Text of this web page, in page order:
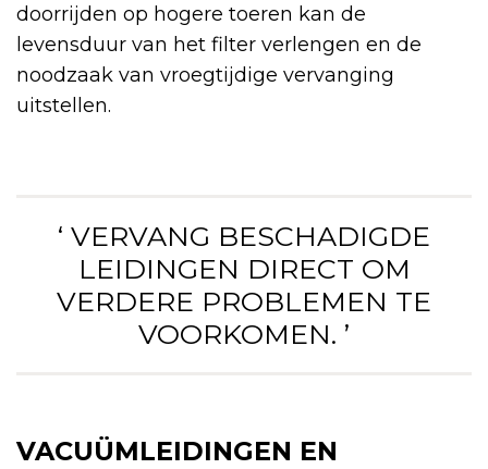
doorrijden op hogere toeren kan de
levensduur van het filter verlengen en de
noodzaak van vroegtijdige vervanging
uitstellen.
‘ VERVANG BESCHADIGDE
LEIDINGEN DIRECT OM
VERDERE PROBLEMEN TE
VOORKOMEN. ’
VACUÜMLEIDINGEN EN